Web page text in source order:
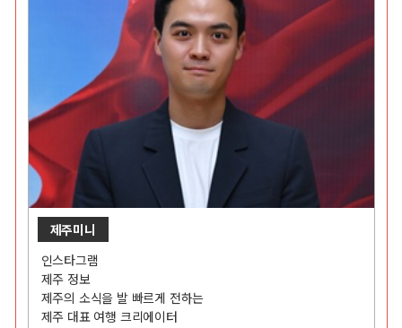
제주미니
인스타그램
제주 정보
제주의 소식을 발 빠르게 전하는
제주 대표 여행 크리에이터